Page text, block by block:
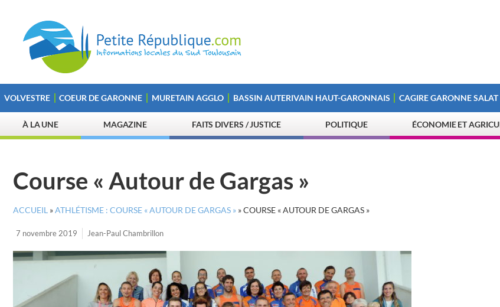
VOLVESTRE COEUR DE GARONNE MURETAIN AGGLO BASSIN AUTERIVAIN HAUT-GARONNAIS CAGIRE GARONNE SALAT
À LA UNE MAGAZINE FAITS DIVERS / JUSTICE POLITIQUE ÉCONOMIE ET
Course « Autour de Gargas »
ACCUEIL »ATHLÉTISME : COURSE « AUTOUR DE GARGAS » »COURSE « AUTOUR DE GARGAS »
7 novembre 2019 Jean-Paul Chambrillon